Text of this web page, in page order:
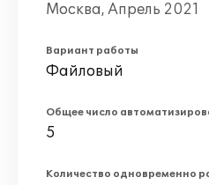
Москва, Апрель 2021
Вариант работы
Файловый
Общее число
5
Количество одновременно